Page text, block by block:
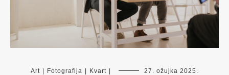
Art Fotografija Kvart 27. ožujka 2025.